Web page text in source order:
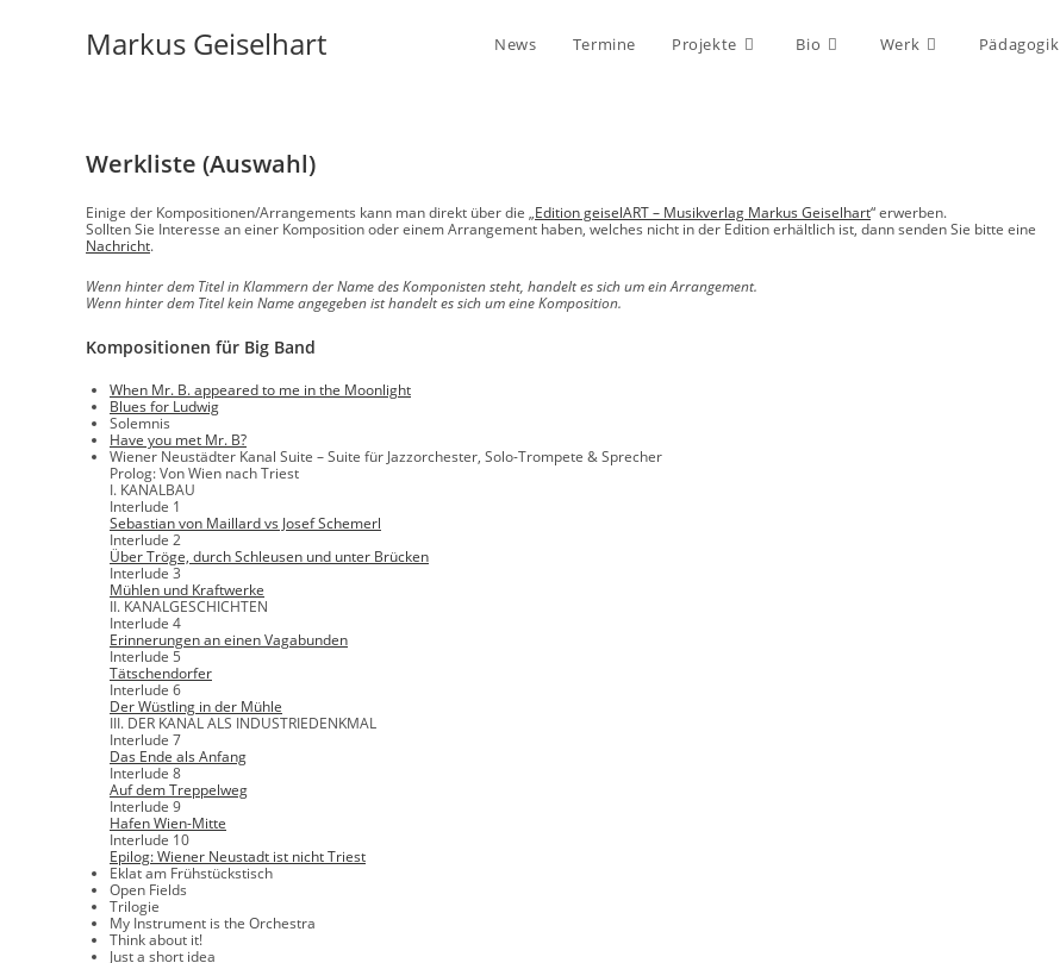
Markus Geiselhart News Termine Projekte Bio Werk Pädagogik
Werkliste (Auswahl)
Einige der Kompositionen/Arrangements kann man direkt über die „Edition geiselART – Musikverlag Markus Geiselhart“ erwerben.
Sollten Sie Interesse an einer Komposition oder einem Arrangement haben, welches nicht in der Edition erhältlich ist, dann senden Sie bitte eine
Nachricht.
Wenn hinter dem Titel in Klammern der Name des Komponisten steht, handelt es sich um ein Arrangement.
Wenn hinter dem Titel kein Name angegeben ist handelt es sich um eine Komposition.
Kompositionen für Big Band
When Mr. B. appeared to me in the Moonlight
Blues for Ludwig
Solemnis
Have you met Mr. B?
Wiener Neustädter Kanal Suite – Suite für Jazzorchester, Solo-Trompete & Sprecher
Prolog: Von Wien nach Triest
I. KANALBAU
Interlude 1
Sebastian von Maillard vs Josef Schemerl
Interlude 2
Über Tröge, durch Schleusen und unter Brücken
Interlude 3
Mühlen und Kraftwerke
II. KANALGESCHICHTEN
Interlude 4
Erinnerungen an einen Vagabunden
Interlude 5
Tätschendorfer
Interlude 6
Der Wüstling in der Mühle
III. DER KANAL ALS INDUSTRIEDENKMAL
Interlude 7
Das Ende als Anfang
Interlude 8
Auf dem Treppelweg
Interlude 9
Hafen Wien-Mitte
Interlude 10
Epilog: Wiener Neustadt ist nicht Triest
Eklat am Frühstückstisch
Open Fields
Trilogie
My Instrument is the Orchestra
Think about it!
Just a short idea